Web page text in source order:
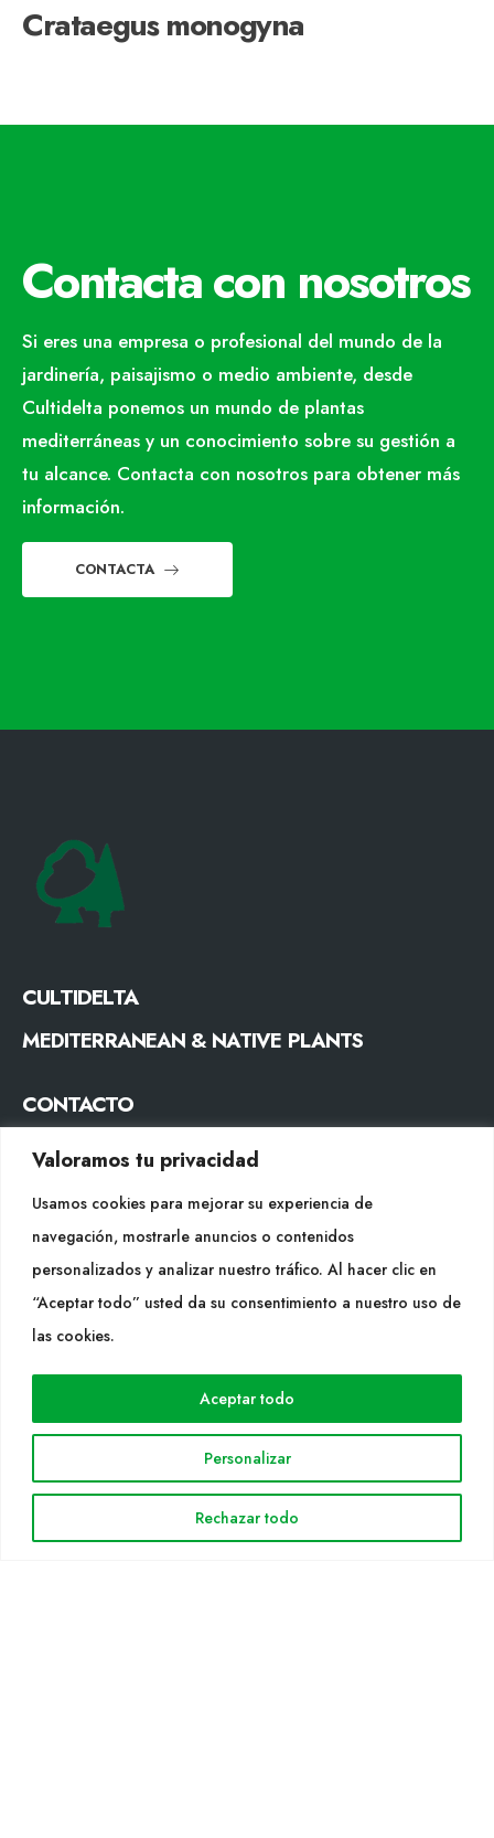
Valoramos tu privacidad
Usamos cookies para mejorar su experiencia de
navegación, mostrarle anuncios o contenidos
personalizados y analizar nuestro tráfico. Al hacer clic en
“Aceptar todo” usted da su consentimiento a nuestro uso de
las cookies.
Personalizar
Rechazar todo
Aceptar todo
Crataegus monogyna
Contacta con nosotros
Si eres una empresa o profesional del mundo de la
jardinería, paisajismo o medio ambiente, desde
Cultidelta ponemos un mundo de plantas
mediterráneas y un conocimiento sobre su gestión a
tu alcance. Contacta con nosotros para obtener más
información.
CONTACTA
CULTIDELTA
MEDITERRANEAN & NATIVE PLANTS
CONTACTO
SÍGUENOS
WEB
Cultidelta
Especies
Noticias